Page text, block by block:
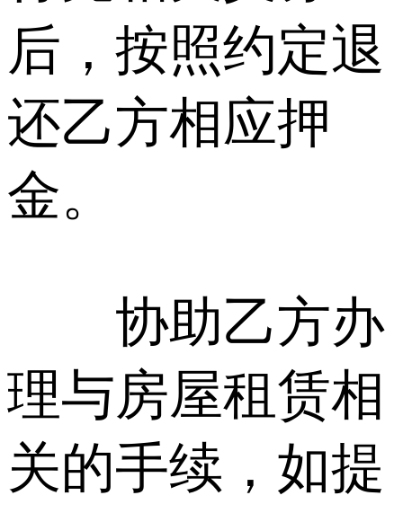
后，按照约定退
还乙方相应押
金。
协助乙方办
理与房屋租赁相
关的手续，如提